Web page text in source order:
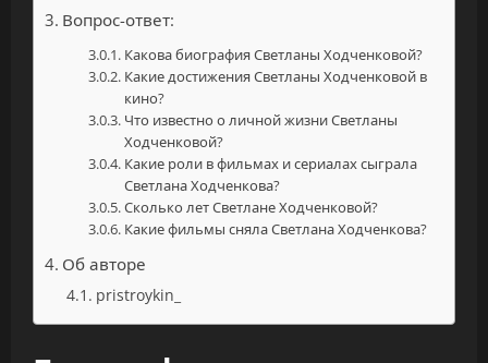
Вопрос-ответ:
Какова биография Светланы Ходченковой?
Какие достижения Светланы Ходченковой в
кино?
Что известно о личной жизни Светланы
Ходченковой?
Какие роли в фильмах и сериалах сыграла
Светлана Ходченкова?
Сколько лет Светлане Ходченковой?
Какие фильмы сняла Светлана Ходченкова?
Об авторе
pristroykin_